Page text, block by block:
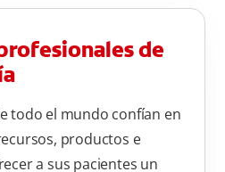
de
todo el mundo confían en
productos e
a sus pacientes un